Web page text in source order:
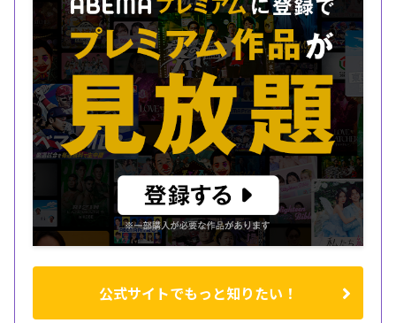
公式サイトでもっと知りたい！